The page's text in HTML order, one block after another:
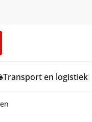
Transport en logistiek